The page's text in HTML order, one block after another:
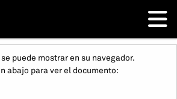
puede mostrar en su navegador.
abajo para ver el documento: